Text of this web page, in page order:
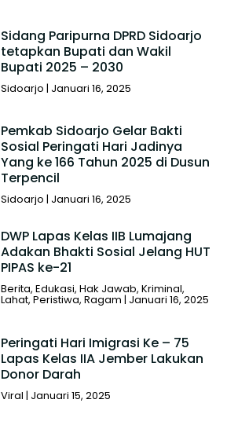
Sidang Paripurna DPRD Sidoarjo
tetapkan Bupati dan Wakil
Bupati 2025 – 2030
Sidoarjo | Januari 16, 2025
Pemkab Sidoarjo Gelar Bakti
Sosial Peringati Hari Jadinya
Yang ke 166 Tahun 2025 di Dusun
Terpencil
Sidoarjo | Januari 16, 2025
DWP Lapas Kelas IIB Lumajang
Adakan Bhakti Sosial Jelang HUT
PIPAS ke-21
Berita, Edukasi, Hak Jawab, Kriminal,
Lahat, Peristiwa, Ragam | Januari 16, 2025
Peringati Hari Imigrasi Ke – 75
Lapas Kelas IIA Jember Lakukan
Donor Darah
Viral | Januari 15, 2025